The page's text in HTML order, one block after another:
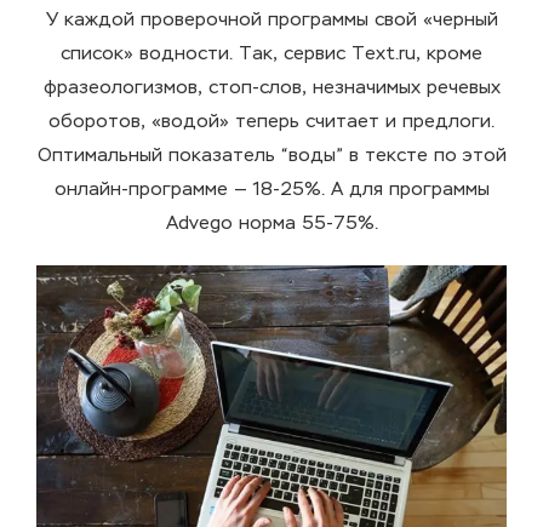
У каждой проверочной программы свой «черный
список» водности. Так, сервис Text.ru, кроме
фразеологизмов, стоп-слов, незначимых речевых
оборотов, «водой» теперь считает и предлоги.
Оптимальный показатель “воды” в тексте по этой
онлайн-программе — 18-25%. А для программы
Advego норма 55-75%.